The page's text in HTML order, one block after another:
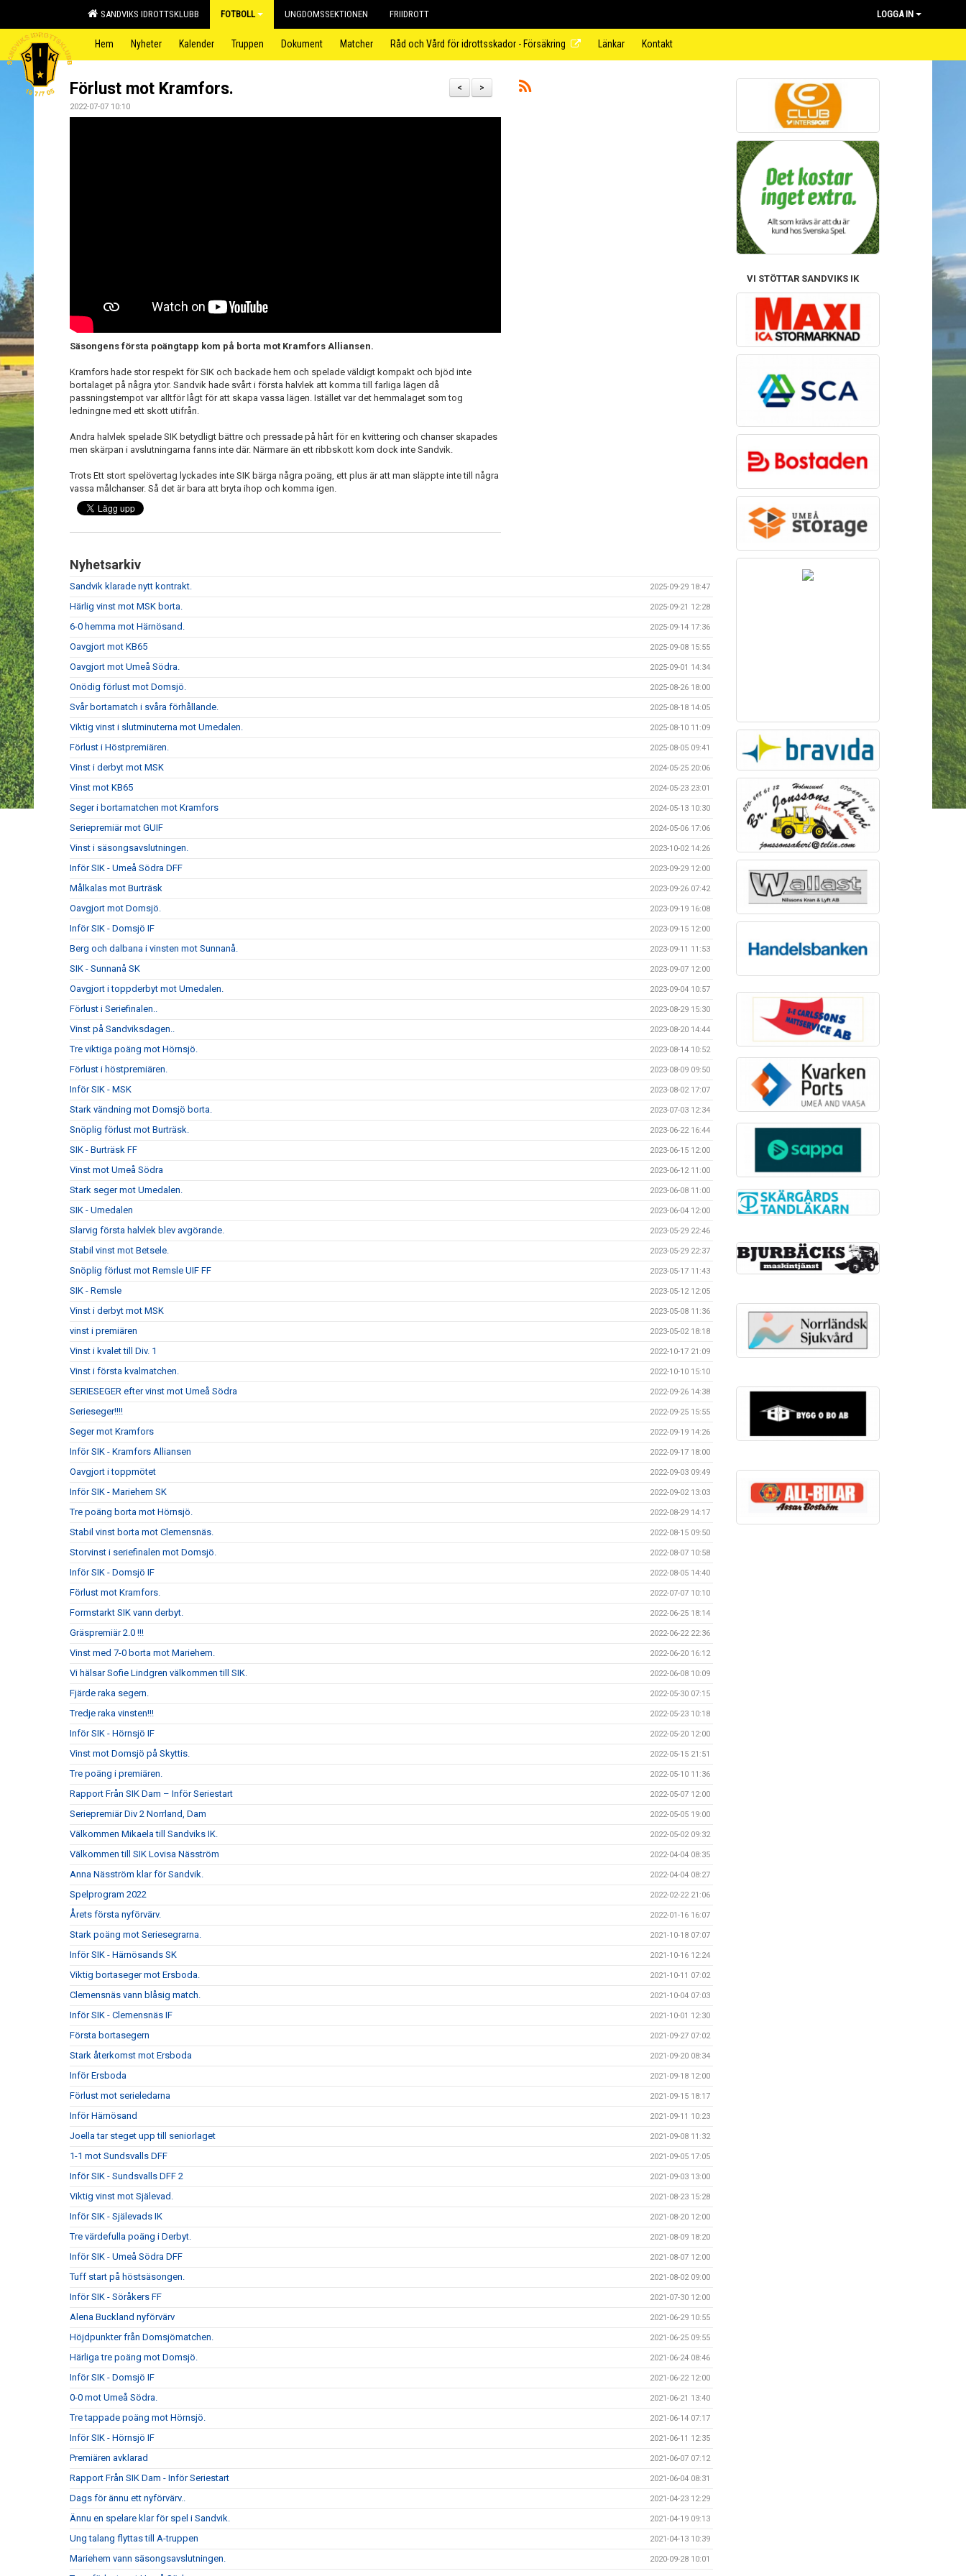
SANDVIKS IDROTTSKLUBB FOTBOLL UNGDOMSSEKTIONEN FRIIDROTT LOGGA IN
Hem Nyheter Kalender Truppen Dokument Matcher Råd och Vård för idrottsskador - Försäkring Länkar Kontakt
>
<
Förlust mot Kramfors.
2022-07-07 10:10
Säsongens första poängtapp kom på borta mot Kramfors Alliansen.
Kramfors hade stor respekt för SIK och backade hem och spelade väldigt kompakt och bjöd inte
bortalaget på några ytor. Sandvik hade svårt i första halvlek att komma till farliga lägen då
passningstempot var alltför lågt för att skapa vassa lägen. Istället var det hemmalaget som tog
ledningne med ett skott utifrån.
Andra halvlek spelade SIK betydligt bättre och pressade på hårt för en kvittering och chanser skapades
men skärpan i avslutningarna fanns inte där. Närmare än ett ribbskott kom dock inte Sandvik.
Trots Ett stort spelövertag lyckades inte SIK bärga några poäng, ett plus är att man släppte inte till några
vassa målchanser. Så det är bara att bryta ihop och komma igen.
Nyhetsarkiv
Sandvik klarade nytt kontrakt. 2025-09-29 18:47
Härlig vinst mot MSK borta. 2025-09-21 12:28
6-0 hemma mot Härnösand. 2025-09-14 17:36
Oavgjort mot KB65 2025-09-08 15:55
Oavgjort mot Umeå Södra. 2025-09-01 14:34
Onödig förlust mot Domsjö. 2025-08-26 18:00
Svår bortamatch i svåra förhållande. 2025-08-18 14:05
Viktig vinst i slutminuterna mot Umedalen. 2025-08-10 11:09
Förlust i Höstpremiären. 2025-08-05 09:41
Vinst i derbyt mot MSK 2024-05-25 20:06
Vinst mot KB65 2024-05-23 23:01
Seger i bortamatchen mot Kramfors 2024-05-13 10:30
Seriepremiär mot GUIF 2024-05-06 17:06
Vinst i säsongsavslutningen. 2023-10-02 14:26
Inför SIK - Umeå Södra DFF 2023-09-29 12:00
Målkalas mot Burträsk 2023-09-26 07:42
Oavgjort mot Domsjö. 2023-09-19 16:08
Inför SIK - Domsjö IF 2023-09-15 12:00
Berg och dalbana i vinsten mot Sunnanå. 2023-09-11 11:53
SIK - Sunnanå SK 2023-09-07 12:00
Oavgjort i toppderbyt mot Umedalen. 2023-09-04 10:57
Förlust i Seriefinalen.. 2023-08-29 15:30
Vinst på Sandviksdagen.. 2023-08-20 14:44
Tre viktiga poäng mot Hörnsjö. 2023-08-14 10:52
Förlust i höstpremiären. 2023-08-09 09:50
Inför SIK - MSK 2023-08-02 17:07
Stark vändning mot Domsjö borta. 2023-07-03 12:34
Snöplig förlust mot Burträsk. 2023-06-22 16:44
SIK - Burträsk FF 2023-06-15 12:00
Vinst mot Umeå Södra 2023-06-12 11:00
Stark seger mot Umedalen. 2023-06-08 11:00
SIK - Umedalen 2023-06-04 12:00
Slarvig första halvlek blev avgörande. 2023-05-29 22:46
Stabil vinst mot Betsele. 2023-05-29 22:37
Snöplig förlust mot Remsle UIF FF 2023-05-17 11:43
SIK - Remsle 2023-05-12 12:05
Vinst i derbyt mot MSK 2023-05-08 11:36
vinst i premiären 2023-05-02 18:18
Vinst i kvalet till Div. 1 2022-10-17 21:09
Vinst i första kvalmatchen. 2022-10-10 15:10
SERIESEGER efter vinst mot Umeå Södra 2022-09-26 14:38
Serieseger!!!! 2022-09-25 15:55
Seger mot Kramfors 2022-09-19 14:26
Inför SIK - Kramfors Alliansen 2022-09-17 18:00
Oavgjort i toppmötet 2022-09-03 09:49
Inför SIK - Mariehem SK 2022-09-02 13:03
Tre poäng borta mot Hörnsjö. 2022-08-29 14:17
Stabil vinst borta mot Clemensnäs. 2022-08-15 09:50
Storvinst i seriefinalen mot Domsjö. 2022-08-07 10:58
Inför SIK - Domsjö IF 2022-08-05 14:40
Förlust mot Kramfors. 2022-07-07 10:10
Formstarkt SIK vann derbyt. 2022-06-25 18:14
Gräspremiär 2.0 !!! 2022-06-22 22:36
Vinst med 7-0 borta mot Mariehem. 2022-06-20 16:12
Vi hälsar Sofie Lindgren välkommen till SIK. 2022-06-08 10:09
Fjärde raka segern. 2022-05-30 07:15
Tredje raka vinsten!!! 2022-05-23 10:18
Inför SIK - Hörnsjö IF 2022-05-20 12:00
Vinst mot Domsjö på Skyttis. 2022-05-15 21:51
Tre poäng i premiären. 2022-05-10 11:36
Rapport Från SIK Dam – Inför Seriestart 2022-05-07 12:00
Seriepremiär Div 2 Norrland, Dam 2022-05-05 19:00
Välkommen Mikaela till Sandviks IK. 2022-05-02 09:32
Välkommen till SIK Lovisa Näsström 2022-04-04 08:35
Anna Näsström klar för Sandvik. 2022-04-04 08:27
Spelprogram 2022 2022-02-22 21:06
Årets första nyförvärv. 2022-01-16 16:07
Stark poäng mot Seriesegrarna. 2021-10-18 07:07
Inför SIK - Härnösands SK 2021-10-16 12:24
Viktig bortaseger mot Ersboda. 2021-10-11 07:02
Clemensnäs vann blåsig match. 2021-10-04 07:03
Inför SIK - Clemensnäs IF 2021-10-01 12:30
Första bortasegern 2021-09-27 07:02
Stark återkomst mot Ersboda 2021-09-20 08:34
Inför Ersboda 2021-09-18 12:00
Förlust mot serieledarna 2021-09-15 18:17
Inför Härnösand 2021-09-11 10:23
Joella tar steget upp till seniorlaget 2021-09-08 11:32
1-1 mot Sundsvalls DFF 2021-09-05 17:05
Inför SIK - Sundsvalls DFF 2 2021-09-03 13:00
Viktig vinst mot Själevad. 2021-08-23 15:28
Inför SIK - Själevads IK 2021-08-20 12:00
Tre värdefulla poäng i Derbyt. 2021-08-09 18:20
Inför SIK - Umeå Södra DFF 2021-08-07 12:00
Tuff start på höstsäsongen. 2021-08-02 09:00
Inför SIK - Söråkers FF 2021-07-30 12:00
Alena Buckland nyförvärv 2021-06-29 10:55
Höjdpunkter från Domsjömatchen. 2021-06-25 09:55
Härliga tre poäng mot Domsjö. 2021-06-24 08:46
Inför SIK - Domsjö IF 2021-06-22 12:00
0-0 mot Umeå Södra. 2021-06-21 13:40
Tre tappade poäng mot Hörnsjö. 2021-06-14 07:17
Inför SIK - Hörnsjö IF 2021-06-11 12:35
Premiären avklarad 2021-06-07 07:12
Rapport Från SIK Dam - Inför Seriestart 2021-06-04 08:31
Dags för ännu ett nyförvärv.. 2021-04-23 12:29
Ännu en spelare klar för spel i Sandvik. 2021-04-19 09:13
Ung talang flyttas till A-truppen 2021-04-13 10:39
Mariehem vann säsongsavslutningen. 2020-09-28 10:01
VI STÖTTAR SANDVIKS IK